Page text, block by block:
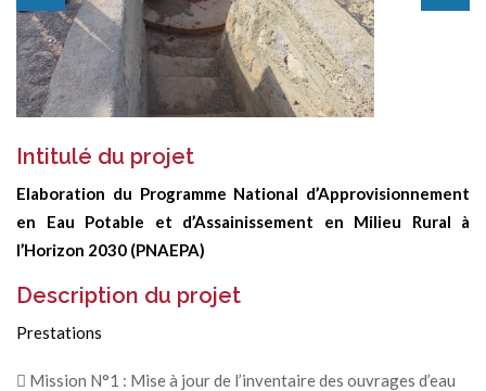
Intitulé du projet
Elaboration du Programme National d’Approvisionnement
en Eau Potable et d’Assainissement en Milieu Rural à
l’Horizon 2030 (PNAEPA)
Description du projet
Prestations
 Mission N°1 : Mise à jour de l’inventaire des ouvrages d’eau